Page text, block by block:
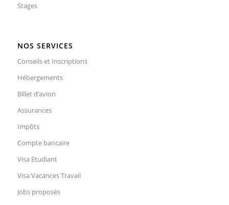
Stages
NOS SERVICES
Conseils et Inscriptions
Hébergements
Billet d’avion
Assurances
Impôts
Compte bancaire
Visa Etudiant
Visa Vacances Travail
Jobs proposés